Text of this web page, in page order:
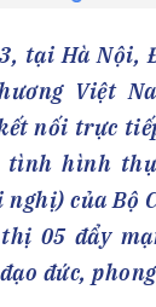
tại Hà Nội,
Việt
nối trực
tình hình
nghị) của Bộ
05 đẩy
đức,